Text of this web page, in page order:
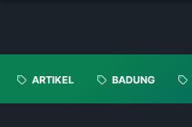
ARTIKEL BADUNG